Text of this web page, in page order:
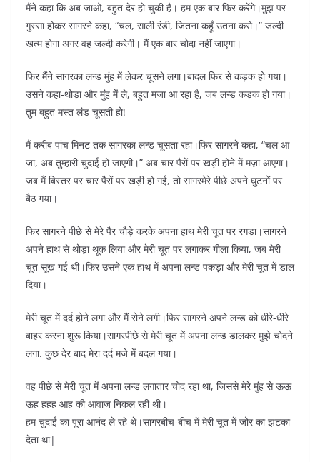
मैंने कहा कि अब जाओ, बहुत देर हो चुकी है। हम एक बार फिर करेंगे।मुझ पर
गुस्सा होकर सागरने कहा, “चल, साली रंडी, जितना कहूँ उतना करो।” जल्दी
खत्म होगा अगर वह जल्दी करेगी। मैं एक बार चोदा नहीं जाएगा।
फिर मैंने सागरका लन्ड मुंह में लेकर चूसने लगा।बादल फिर से कड़क हो गया।
उसने कहा-थोड़ा और मुंह में ले, बहुत मजा आ रहा है, जब लन्ड कड़क हो गया।
तुम बहुत मस्त लंड चूसती हो!
मैं करीब पांच मिनट तक सागरका लन्ड चूसता रहा।फिर सागरने कहा, “चल आ
जा, अब तुम्हारी चुदाई हो जाएगी।” अब चार पैरों पर खड़ी होने में मज़ा आएगा।
जब मैं बिस्तर पर चार पैरों पर खड़ी हो गई, तो सागरमेरे पीछे अपने घुटनों पर
बैठ गया।
फिर सागरने पीछे से मेरे पैर चौड़े करके अपना हाथ मेरी चूत पर रगड़ा।सागरने
अपने हाथ से थोड़ा थूक लिया और मेरी चूत पर लगाकर गीला किया, जब मेरी
चूत सूख गई थी।फिर उसने एक हाथ में अपना लन्ड पकड़ा और मेरी चूत में डाल
दिया।
मेरी चूत में दर्द होने लगा और मैं रोने लगी।फिर सागरने अपने लन्ड को धीरे-धीरे
बाहर करना शुरू किया।सागरपीछे से मेरी चूत में अपना लन्ड डालकर मुझे चोदने
लगा. कुछ देर बाद मेरा दर्द मजे में बदल गया।
वह पीछे से मेरी चूत में अपना लन्ड लगातार चोद रहा था, जिससे मेरे मुंह से ऊऊ
ऊह हहह आह की आवाज निकल रही थी।
हम चुदाई का पूरा आनंद ले रहे थे।सागरबीच-बीच में मेरी चूत में जोर का झटका
देता था|